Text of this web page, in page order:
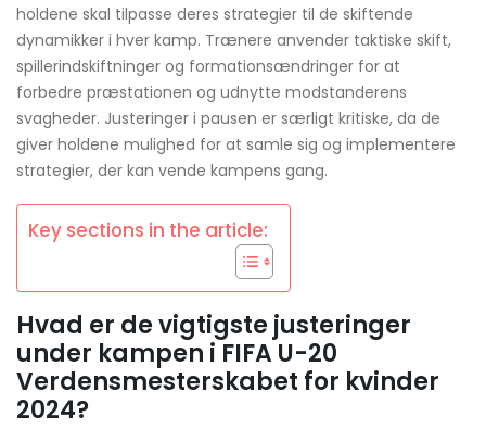
holdene skal tilpasse deres strategier til de skiftende
dynamikker i hver kamp. Trænere anvender taktiske skift,
spillerindskiftninger og formationsændringer for at
forbedre præstationen og udnytte modstanderens
svagheder. Justeringer i pausen er særligt kritiske, da de
giver holdene mulighed for at samle sig og implementere
strategier, der kan vende kampens gang.
Key sections in the article:
Hvad er de vigtigste justeringer
under kampen i FIFA U-20
Verdensmesterskabet for kvinder
2024?